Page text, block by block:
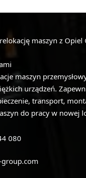
maszyn z Opiel
maszyn
urządzeń.
transport,
do pracy w nowej
080